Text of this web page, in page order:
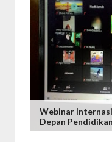
Webinar
Depan